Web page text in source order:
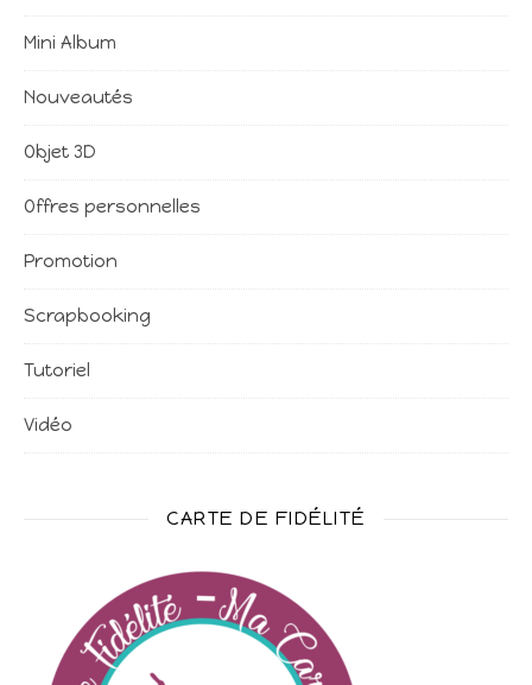
Mini Album
Nouveautés
Objet 3D
Offres personnelles
Promotion
Scrapbooking
Tutoriel
Vidéo
CARTE DE FIDÉLITÉ